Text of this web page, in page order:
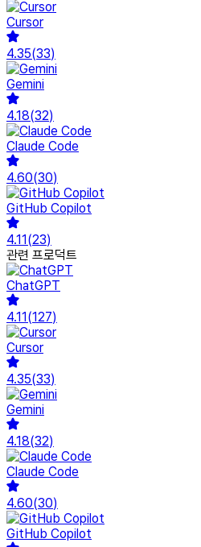
Cursor
4.35(33)
Gemini
4.18(32)
Claude Code
4.60(30)
GitHub Copilot
4.11(23)
관련 프로덕트
ChatGPT
4.11(127)
Cursor
4.35(33)
Gemini
4.18(32)
Claude Code
4.60(30)
GitHub Copilot